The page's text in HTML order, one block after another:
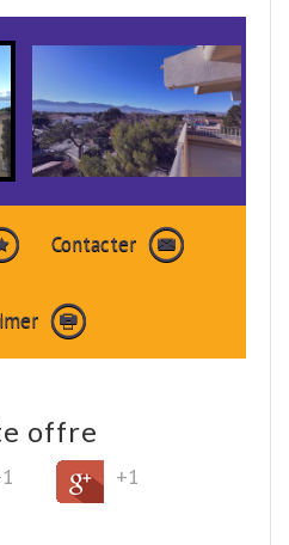
Contacter
offre
+1